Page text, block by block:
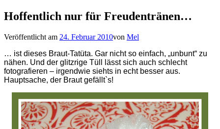
Hoffentlich nur für Freudentränen…
Veröffentlicht am 24. Februar 2010von Mel
… ist dieses Braut-Tatüta. Gar nicht so einfach, „unbunt“ zu
nähen. Und der glitzrige Tüll lässt sich auch schlecht
fotografieren – irgendwie siehts in echt besser aus.
Hauptsache, der Braut gefällt`s!